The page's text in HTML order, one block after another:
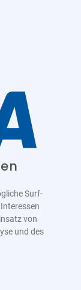
Surf-
von
und des